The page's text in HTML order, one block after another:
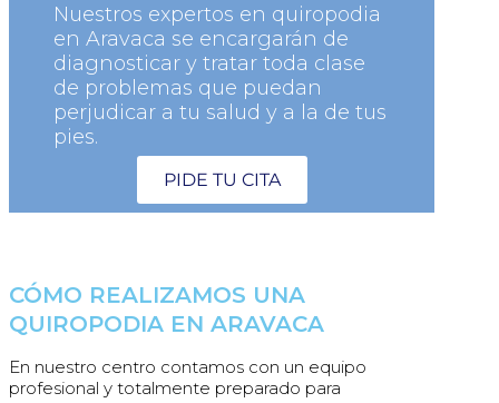
Nuestros expertos en quiropodia
en Aravaca se encargarán de
diagnosticar y tratar toda clase
de problemas que puedan
perjudicar a tu salud y a la de tus
pies.
PIDE TU CITA
CÓMO REALIZAMOS UNA
QUIROPODIA EN ARAVACA
En nuestro centro contamos con un equipo
profesional y totalmente preparado para